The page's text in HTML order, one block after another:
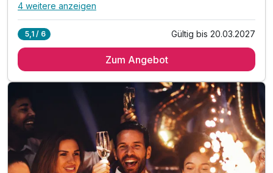
Alle Inklusivleistungen
2 x reichhaltiges Frühstück vom Buffet
1 x GROSSE STADTRUNDFAHRT Im Doppelstockbus
1 x Willkommensgetränk an unserer Bar
1 x Flasche Mineralwasser im Zimmer
inkl. Late Check out nach Verfügbarkeit
inkl. WLAN
4 weitere anzeigen
5,1 / 6 Gültig bis 20.03.2027
Zum Angebot